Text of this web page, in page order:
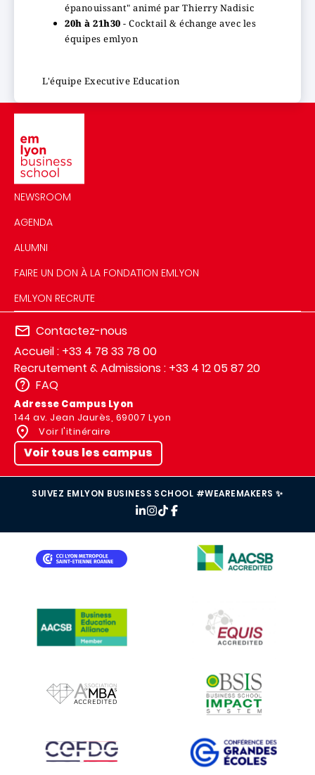
épanouissant" animé par Thierry Nadisic
20h à 21h30 - Cocktail & échange avec les
équipes emlyon
L'équipe Executive Education
NEWSROOM
AGENDA
ALUMNI
FAIRE UN DON À LA FONDATION EMLYON
EMLYON RECRUTE
Contactez-nous
Accueil : +33 4 78 33 78 00
Recrutement & Admissions : +33 4 12 05 87 20
FAQ
Adresse Campus Lyon
144 av. Jean Jaurès, 69007 Lyon
Voir l'itinéraire
Voir tous les campus
SUIVEZ EMLYON BUSINESS SCHOOL #WEAREMAKERS ✨
IMAGE
IMAGE
IMAGE
IMAGE